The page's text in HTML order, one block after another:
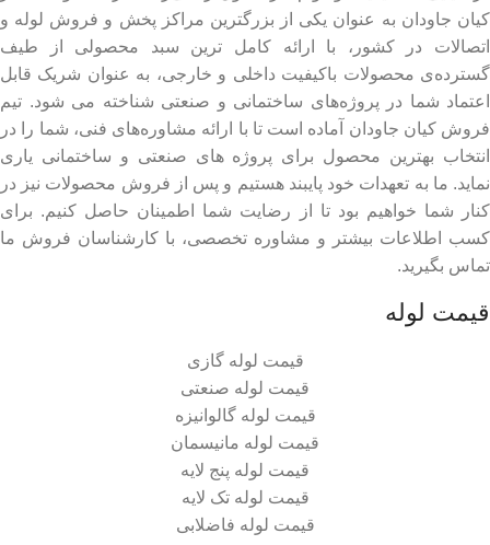
کیان جاودان به عنوان یکی از بزرگترین مراکز پخش و فروش لوله و
اتصالات در کشور، با ارائه کامل ترین سبد محصولی از طیف
گسترده‌‌ی محصولات باکیفیت داخلی و خارجی، به عنوان شریک قابل
اعتماد شما در پروژه‌های ساختمانی و صنعتی شناخته می شود. تیم
فروش کیان جاودان آماده است تا با ارائه مشاوره‌های فنی، شما را در
انتخاب بهترین محصول برای پروژه های صنعتی و ساختمانی یاری
نماید. ما به تعهدات خود پایبند هستیم و پس از فروش محصولات نیز در
کنار شما خواهیم بود تا از رضایت شما اطمینان حاصل کنیم. برای
کسب اطلاعات بیشتر و مشاوره تخصصی، با کارشناسان فروش ما
تماس بگیرید.
قیمت لوله
قیمت لوله گازی
قیمت لوله صنعتی
قیمت لوله گالوانیزه
قیمت لوله مانیسمان
قیمت لوله پنج لایه
قیمت لوله تک لایه
قیمت لوله فاضلابی